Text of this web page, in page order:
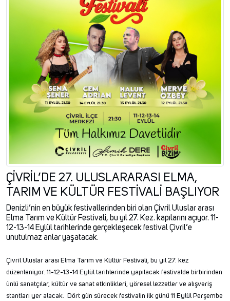
ÇİVRİL’DE 27. ULUSLARARASI ELMA,
TARIM VE KÜLTÜR FESTİVALİ BAŞLIYOR
Denizli’nin en büyük festivallerinden biri olan Çivril Uluslar arası
Elma Tarım ve Kültür Festivali, bu yıl 27. Kez. kapılarını açıyor. 11-
12-13-14 Eylül tarihlerinde gerçekleşecek festival Çivril’e
unutulmaz anlar yaşatacak.
Çivril Uluslar arası Elma Tarım ve Kültür Festivali, bu yıl 27. kez
düzenleniyor. 11-12-13-14 Eylül tarihlerinde yapılacak festivalde birbirinden
ünlü sanatçılar, kültür ve sanat etkinlikleri, yöresel lezzetler ve alışveriş
stantları yer alacak. Dört gün sürecek festivalin ilk günü 11 Eylül Perşembe